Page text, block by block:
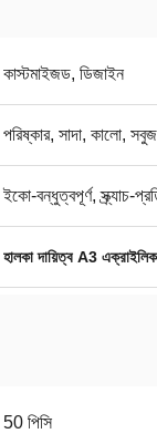
কাস্টমাইজড, ডিজাইন
পরিষ্কার, সাদা, কালো,
ইকো-বন্ধুত্বপূর্ণ, স্ক্র্যাচ-
হালকা দায়িত্ব A3 এক্রাইলিক
50 পিসি